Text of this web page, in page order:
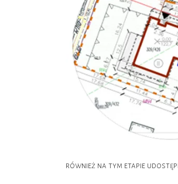
również na tym etapie